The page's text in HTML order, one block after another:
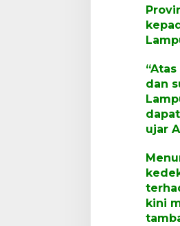
dan
ujar
kini